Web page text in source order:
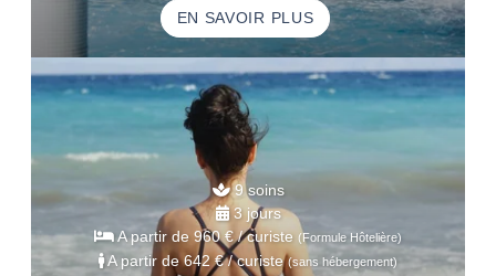
EN SAVOIR PLUS
9 soins
3 jours
A partir de 960 €/ curiste (Formule Hôtelière)
A partir de642 €/ curiste(sans hébergement)